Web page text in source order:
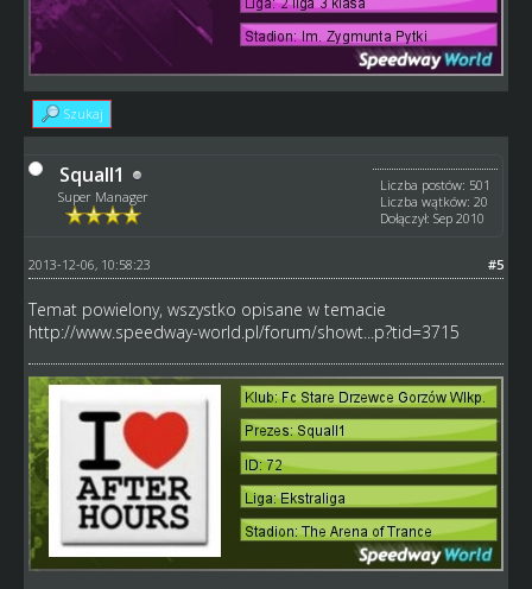
Szukaj
Squall1
Super Manager
Liczba postów: 501
Liczba wątków: 20
Dołączył: Sep 2010
#5
2013-12-06, 10:58:23
Temat powielony, wszystko opisane w temacie
http://www.speedway-world.pl/forum/showt...p?tid=3715